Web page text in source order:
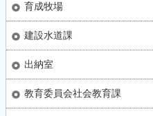
育成牧場
建設水道課
出納室
教育委員会社会教育課